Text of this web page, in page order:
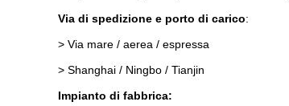
Via di spedizione e porto di carico:
> Via mare / aerea / espressa
> Shanghai / Ningbo / Tianjin
Impianto di fabbrica: